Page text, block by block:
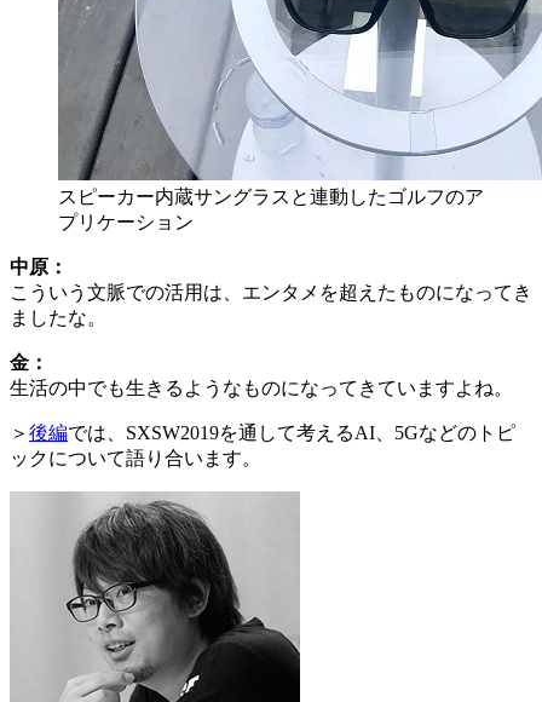
スピーカー内蔵サングラスと連動したゴルフのア
プリケーション
中原：
こういう文脈での活用は、エンタメを超えたものになってき
ましたな。
金：
生活の中でも生きるようなものになってきていますよね。
＞ 後編では、SXSW2019を通して考えるAI、5Gなどのトピ
ックについて語り合います。